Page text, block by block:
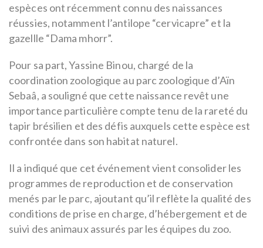
espèces ont récemment connu des naissances
réussies, notamment l’antilope “cervicapre” et la
gazellle “Dama mhorr”.
Pour sa part, Yassine Binou, chargé de la
coordination zoologique au parc zoologique d’Aïn
Sebaâ, a souligné que cette naissance revêt une
importance particulière compte tenu de la rareté du
tapir brésilien et des défis auxquels cette espèce est
confrontée dans son habitat naturel.
Il a indiqué que cet événement vient consolider les
programmes de reproduction et de conservation
menés par le parc, ajoutant qu’il reflète la qualité des
conditions de prise en charge, d’hébergement et de
suivi des animaux assurés par les équipes du zoo.